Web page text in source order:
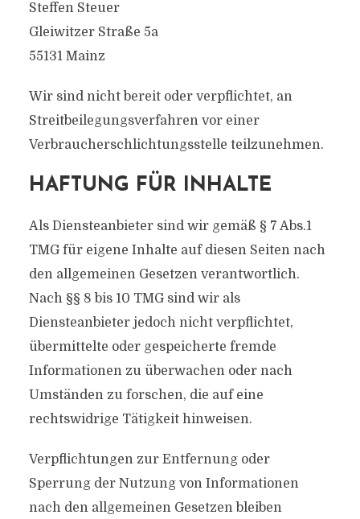
Steffen Steuer
Gleiwitzer Straße 5a
55131 Mainz
Wir sind nicht bereit oder verpflichtet, an
Streitbeilegungsverfahren vor einer
Verbraucherschlichtungsstelle teilzunehmen.
HAFTUNG FÜR INHALTE
Als Diensteanbieter sind wir gemäß § 7 Abs.1
TMG für eigene Inhalte auf diesen Seiten nach
den allgemeinen Gesetzen verantwortlich.
Nach §§ 8 bis 10 TMG sind wir als
Diensteanbieter jedoch nicht verpflichtet,
übermittelte oder gespeicherte fremde
Informationen zu überwachen oder nach
Umständen zu forschen, die auf eine
rechtswidrige Tätigkeit hinweisen.
Verpflichtungen zur Entfernung oder
Sperrung der Nutzung von Informationen
nach den allgemeinen Gesetzen bleiben